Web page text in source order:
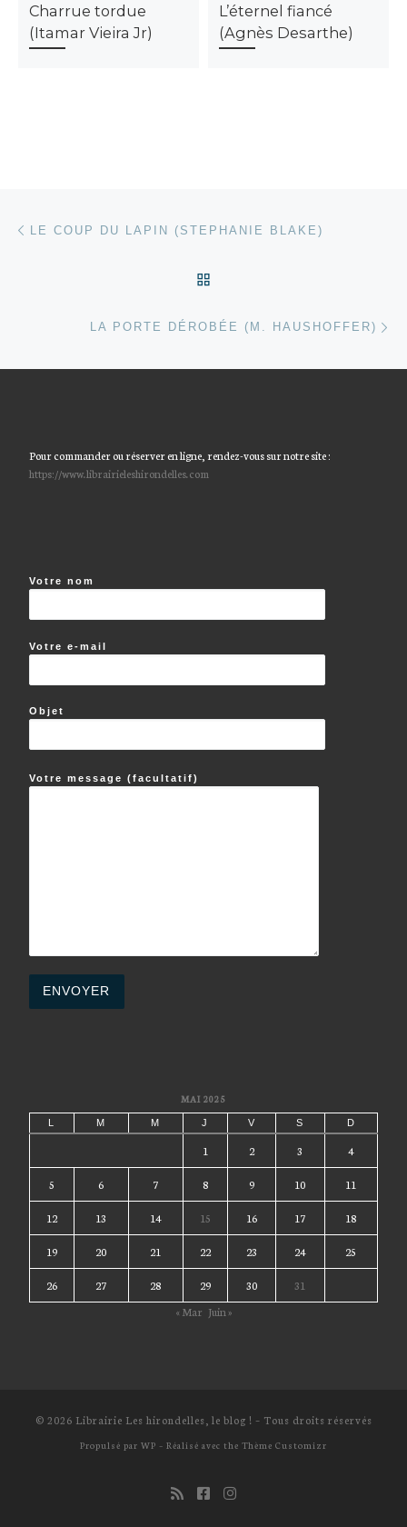
Charrue tordue
(Itamar Vieira Jr)
L’éternel fiancé
(Agnès Desarthe)
Parcourir les articles
LE COUP DU LAPIN (STEPHANIE BLAKE)
LA PORTE DÉROBÉE (M. HAUSHOFFER)
Pour commander ou réserver en ligne, rendez-vous sur notre site :
https://www.librairieleshirondelles.com
Votre nom
Votre e-mail
Objet
Votre message (facultatif)
MAI 2025
M M J V S D
1 2 3 4
5 6 7 8 9 10 11
12 13 14 15 16 17 18
19 20 21 22 23 24 25
26 27 28 29 30
31
« Mar Juin »
© 2026 Librairie Les hirondelles, le blog ! – Tous droits réservés
Propulsé par WP – Réalisé avec the Thème Customizr